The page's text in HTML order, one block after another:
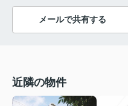
メールで共有する
近隣の物件